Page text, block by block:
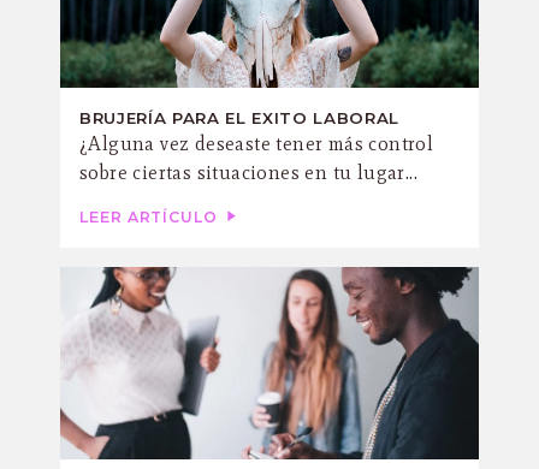
BRUJERÍA PARA EL EXITO LABORAL
¿Alguna vez deseaste tener más control
sobre ciertas situaciones en tu lugar...
LEER ARTÍCULO